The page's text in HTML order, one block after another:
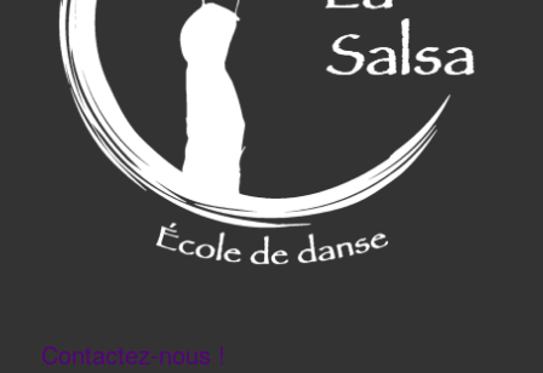
Contactez-nous !